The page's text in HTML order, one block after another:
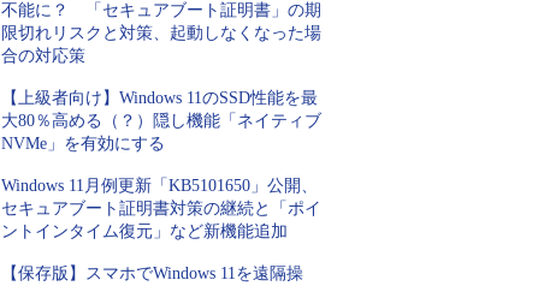
不能に？ 「セキュアブート証明書」の期
限切れリスクと対策、起動しなくなった場
合の対応策
【上級者向け】Windows 11のSSD性能を最
大80％高める（？）隠し機能「ネイティブ
NVMe」を有効にする
Windows 11月例更新「KB5101650」公開、
セキュアブート証明書対策の継続と「ポイ
ントインタイム復元」など新機能追加
【保存版】スマホでWindows 11を遠隔操